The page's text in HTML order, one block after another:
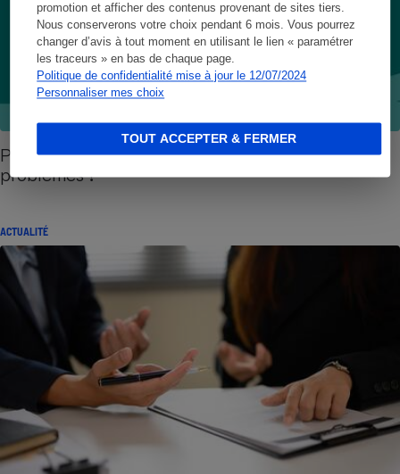
promotion et afficher des contenus provenant de sites tiers.
Nous conserverons votre choix pendant 6 mois. Vous pourrez
changer d’avis à tout moment en utilisant le lien « paramétrer
les traceurs » en bas de chaque page.
Politique de confidentialité mise à jour le 12/07/2024
Personnaliser mes choix
TOUT ACCEPTER & FERMER
Petits litiges - À qui s’adresser pour régler ses
problèmes ?
ACTUALITÉ